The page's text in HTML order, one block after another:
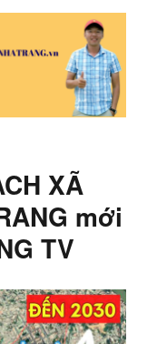
XÃ
mới
TV